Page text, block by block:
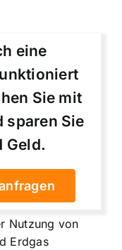
eine
Sie mit
sparen Sie
Geld.
Nutzung von
Erdgas